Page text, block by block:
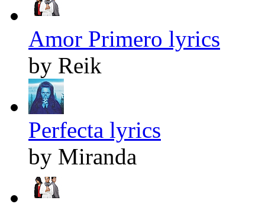
Amor Primero lyrics
by Reik
Perfecta lyrics
by Miranda